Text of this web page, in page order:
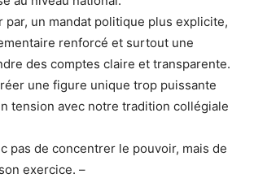
par, un mandat politique plus explicite,
renforcé et surtout une
des comptes claire et transparente.
une figure unique trop puissante
tension avec notre tradition collégiale
pas de concentrer le pouvoir, mais de
exercice. –